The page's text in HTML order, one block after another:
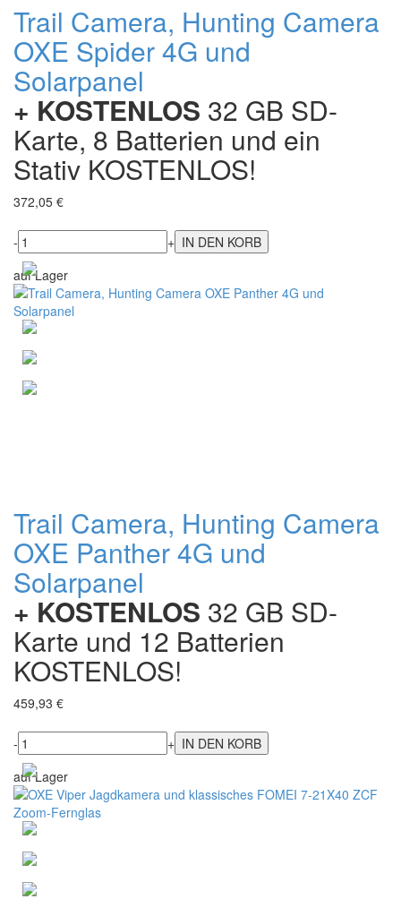
Trail Camera, Hunting Camera
OXE Spider 4G und
Solarpanel
+ KOSTENLOS 32 GB SD-
Karte, 8 Batterien und ein
Stativ KOSTENLOS!
372,05 €
-
+
auf Lager
Trail Camera, Hunting Camera
OXE Panther 4G und
Solarpanel
+ KOSTENLOS 32 GB SD-
Karte und 12 Batterien
KOSTENLOS!
459,93 €
-
+
auf Lager